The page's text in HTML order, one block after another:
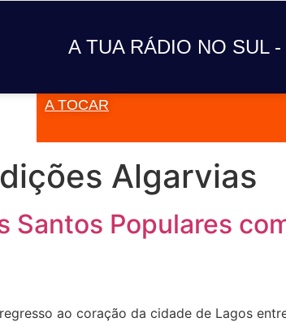
A TUA RÁDIO NO SUL -
A TUA RÁDIO
A TOCAR
Algarvias
Santos Populares
ao coração da cidade de Lagos